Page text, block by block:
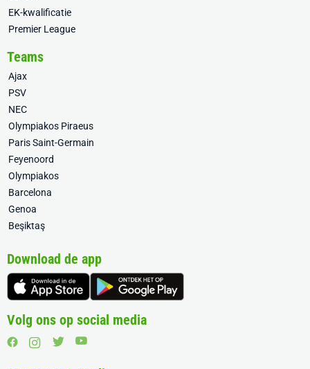
EK-kwalificatie
Premier League
Teams
Ajax
PSV
NEC
Olympiakos Piraeus
Paris Saint-Germain
Feyenoord
Olympiakos
Barcelona
Genoa
Beşiktaş
Download de app
Volg ons op social media